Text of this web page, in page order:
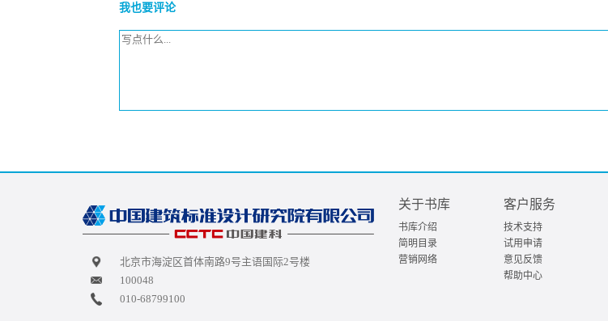
我也要评论
北京市海淀区首体南路9号主语国际2号楼
100048
010-68799100
关于书库
书库介绍
简明目录
营销网络
客户服务
技术支持
试用申请
意见反馈
帮助中心